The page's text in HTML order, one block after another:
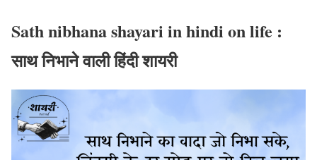
Sath nibhana shayari in hindi on life :
साथ निभाने वाली हिंदी शायरी